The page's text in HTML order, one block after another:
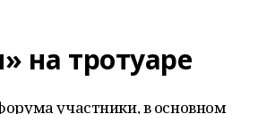
на тротуаре
участники, в основном